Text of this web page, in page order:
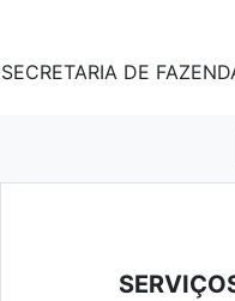
SECRETARIA DE